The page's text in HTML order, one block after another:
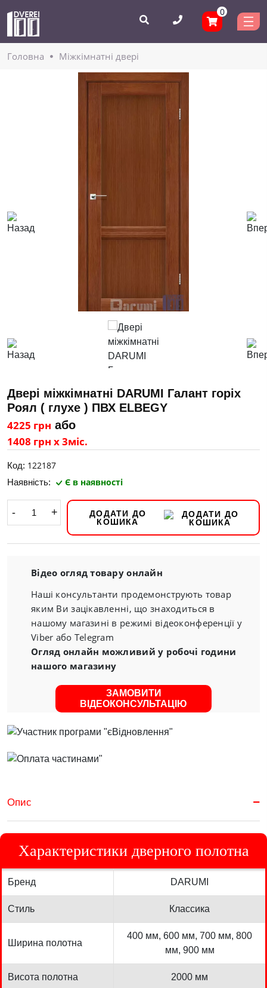
0
Головнa Міжкімнатні двері
Двері міжкімнатні DARUMI Галант горіх
Роял ( глухе ) ПВХ ELBEGY
4225 грн або
1408 грн х 3міс.
Код: 122187
Наявність: Є в наявності
- +
ДОДАТИ ДО
КОШИКА
Відео огляд товару онлайн
Наші консультанти продемонструють товар
яким Ви зацікавленні, що знаходиться в
нашому магазині в режимі відеоконференції у
Viber або Telegram
Огляд онлайн можливий у робочі години
нашого магазину
ЗАМОВИТИ
ВІДЕОКОНСУЛЬТАЦІЮ
Опис
Характеристики дверного полотна
Бренд DARUMI
Стиль Классика
Ширина полотна
400 мм, 600 мм, 700 мм, 800
мм, 900 мм
Висота полотна 2000 мм